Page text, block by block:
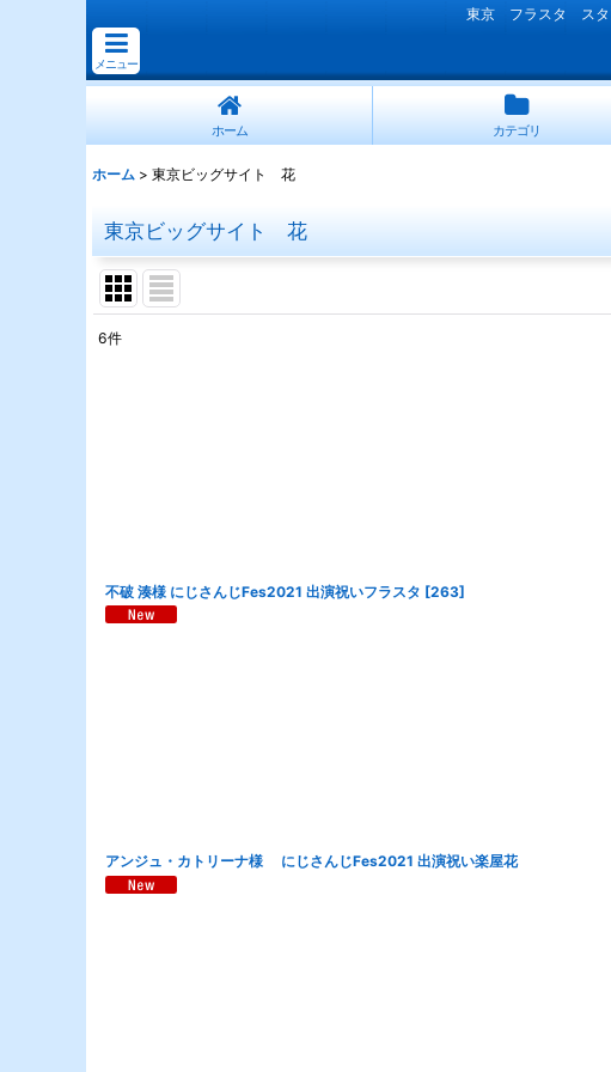
東京 フラスタ スタ
メニュー
ホーム カテゴリ
ホーム > 東京ビッグサイト 花
東京ビッグサイト 花
6件
不破 湊様 にじさんじFes2021 出演祝いフラスタ [263]
アンジュ・カトリーナ様 にじさんじFes2021 出演祝い楽屋花